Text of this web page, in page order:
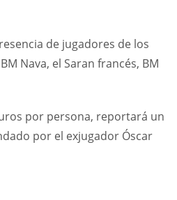
de jugadores de los
Nava, el Saran francés, BM
por persona, reportará un
por el exjugador Óscar